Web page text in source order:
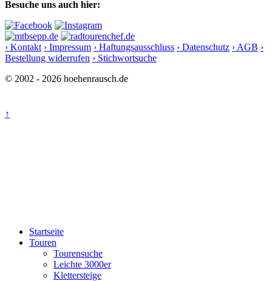
Besuche uns auch hier:
› Kontakt › Impressum › Haftungsausschluss › Datenschutz › AGB ›
Bestellung widerrufen › Stichwortsuche
© 2002 - 2026 hoehenrausch.de
↑
Startseite
Touren
Tourensuche
Leichte 3000er
Klettersteige